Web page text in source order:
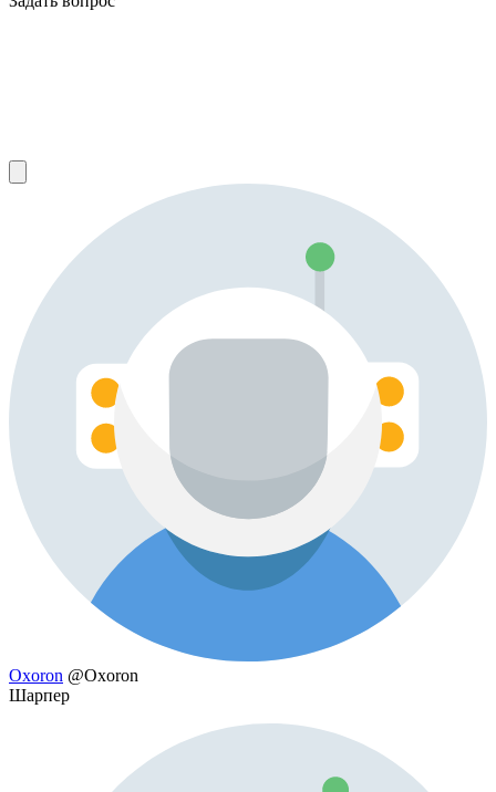
Oxoron @Oxoron
Шарпер